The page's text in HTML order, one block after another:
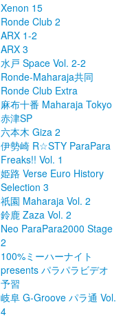
Xenon 15
Ronde Club 2
ARX 1-2
ARX 3
水戸 Space Vol. 2-2
Ronde-Maharaja共同
Ronde Club Extra
麻布十番 Maharaja Tokyo
赤津SP
六本木 Giza 2
伊勢崎 R☆STY ParaPara
Freaks!! Vol. 1
姫路 Verse Euro History
Selection 3
祇園 Maharaja Vol. 2
鈴鹿 Zaza Vol. 2
Neo ParaPara2000 Stage
2
100%ミーハーナイト
presents パラパラビデオ
予習
岐阜 G-Groove パラ通 Vol.
4